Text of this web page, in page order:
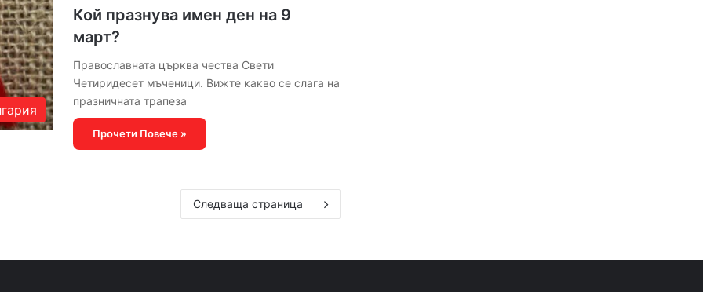
Кой празнува имен ден на 9
март?
Православната църква чества Свети
Четиридесет мъченици. Вижте какво се слага на
празничната трапеза
Прочети Повече »
Следваща страница